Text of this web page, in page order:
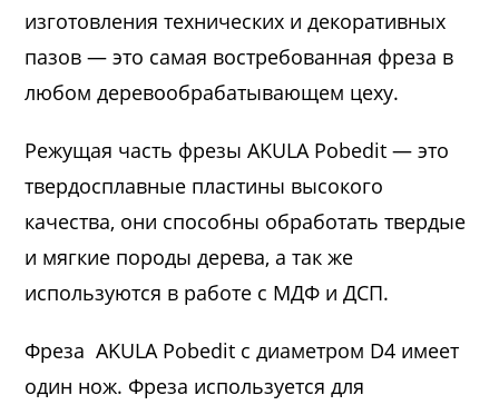
изготовления технических и декоративных
пазов — это самая востребованная фреза в
любом деревообрабатывающем цеху.
Режущая часть фрезы AKULA Pobedit — это
твердосплавные пластины высокого
качества, они способны обработать твердые
и мягкие породы дерева, а так же
используются в работе с МДФ и ДСП.
ФрезаAKULA Pobedit с диаметром D4 имеет
один нож. Фреза используется для